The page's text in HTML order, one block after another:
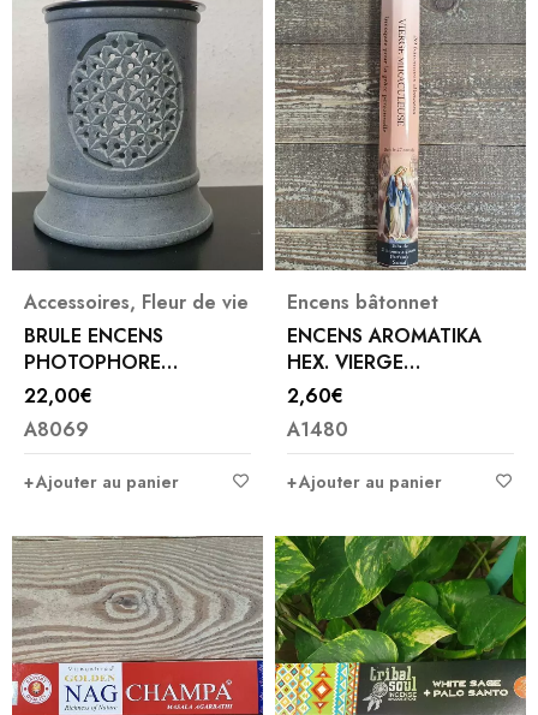
Accessoires, Fleur de vie
BRULE ENCENS
PHOTOPHORE
STEATITE
22,00€
A8069
Ajouter au panier
Encens bâtonnet
ENCENS AROMATIKA
HEX. VIERGE
MIRACULEUSE
2,60€
A1480
Ajouter au panier